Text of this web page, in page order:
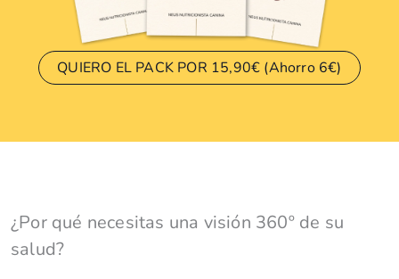
QUIERO EL PACK POR 15,90€ (Ahorro 6€)
¿Por qué necesitas una visión 360º de su
salud?